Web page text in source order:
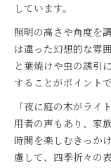
しています。
照明の高さや角度を
は違った幻想的な雰
と葉焼けや虫の誘引
することがポイントで
「夜に庭の木がライ
用者の声もあり、家
時間を楽しむきっか
慮して、四季折々の